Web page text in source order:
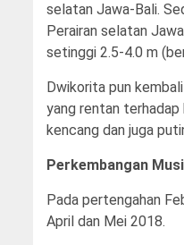
selatan Jawa-Bali.
Perairan selatan
setinggi 2.5-4.0 m
Dwikorita pun
yang rentan terhadap
kencang dan juga
Perkembangan
Pada pertengahan
April dan Mei 2018.